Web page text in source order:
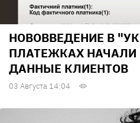
НОВОВВЕДЕНИЕ В
ПЛАТЕЖКАХ НАЧАЛИ
ДАННЫЕ КЛИЕНТОВ
03 Августа 14:04